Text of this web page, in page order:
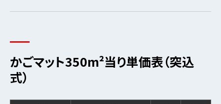
かごマット350m²当り単価表（突込
式）